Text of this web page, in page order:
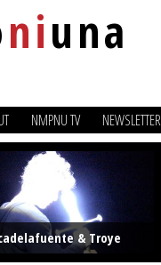
niuna
NMPNU TV NEWSLETTER
& Troye